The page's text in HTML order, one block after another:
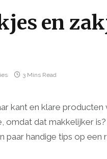
en
3 Mins Read
kant en klare producten
omdat dat makkelijker
paar handige tips op